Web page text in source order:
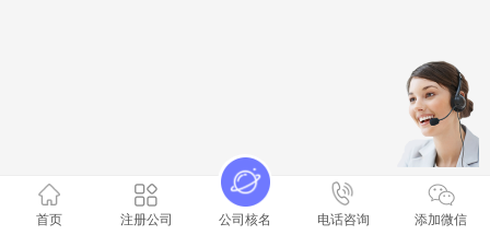
首页 注册公司 公司核名 电话咨询 添加微信